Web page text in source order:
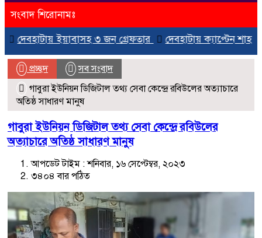
সংবাদ শিরোনামঃ
ইয়াবাসহ ৩ জন গ্রেফতার
দেবহাটায় ক্যাপ্টেন শাহজাহান
প্রচ্ছদ
সব সংবাদ
গাবুরা ইউনিয়ন ডিজিটাল তথ্য সেবা কেন্দ্রে রবিউলের অত্যাচারে
অতিষ্ঠ সাধারণ মানুষ
গাবুরা ইউনিয়ন ডিজিটাল তথ্য সেবা কেন্দ্রে রবিউলের
অত্যাচারে অতিষ্ঠ সাধারণ মানুষ
আপডেট টাইম : শনিবার, ১৬ সেপ্টেম্বর, ২০২৩
৩৪০৪ বার পঠিত